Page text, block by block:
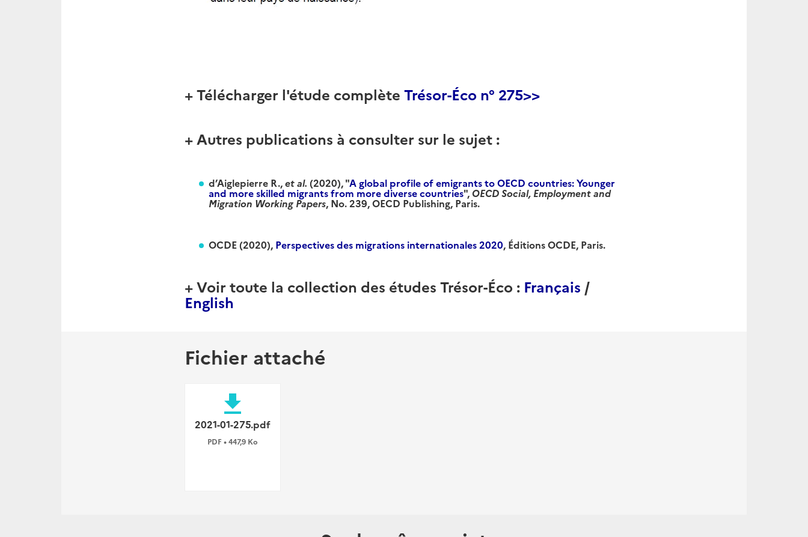
+ Télécharger l'étude complète Trésor-Éco n° 275>>
+ Autres publications à consulter sur le sujet :
d’Aiglepierre R.,et al. (2020), "A global profile of emigrants to OECD countries: Younger
and more skilled migrants from more diverse countries",OECD Social, Employment and
Migration Working Papers, No. 239, OECD Publishing, Paris.
OCDE (2020), Perspectives des migrations internationales 2020, Éditions OCDE, Paris.
+ Voir toute la collection des études Trésor-Éco : Français /
English
Fichier attaché
file_download
2021-01-275.pdf
PDF • 447,9 Ko